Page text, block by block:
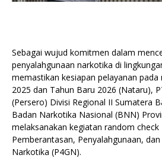
Sebagai wujud komitmen dalam
penyalahgunaan narkotika di
memastikan kesiapan pelayanan
2025 dan Tahun Baru 2026 (Nataru),
(Persero) Divisi Regional II Sumatera
Badan Narkotika Nasional (BNN)
melaksanakan kegiatan random check
Pemberantasan, Penyalahgunaan,
Narkotika (P4GN).